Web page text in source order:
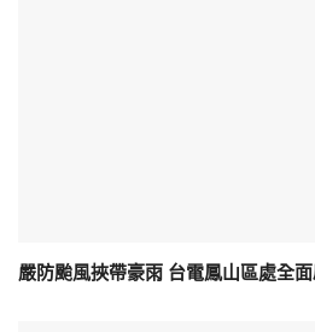
嚴防颱風挾帶豪雨 台電鳳山區處全